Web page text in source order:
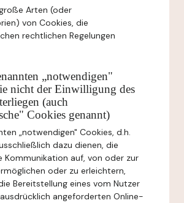
Arten (oder
von Cookies, die
rechtlichen Regelungen
„notwendigen"
nicht der Einwilligung des
(auch
Cookies genannt)
„notwendigen" Cookies, d.h.
dazu dienen, die
Kommunikation auf, von oder zur
oder zu erleichtern,
Bereitstellung eines vom Nutzer
angeforderten Online-